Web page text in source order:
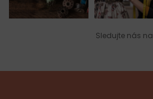
Sledujte nás na